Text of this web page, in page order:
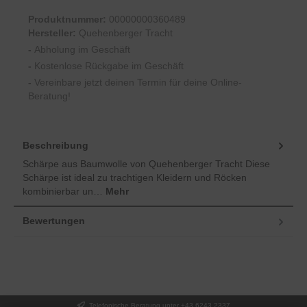
Produktnummer: 00000000360489
Hersteller: Quehenberger Tracht
- Abholung im Geschäft
- Kostenlose Rückgabe im Geschäft
- Vereinbare jetzt deinen Termin für deine Online-
Beratung!
Beschreibung
Schärpe aus Baumwolle von Quehenberger Tracht Diese
Schärpe ist ideal zu trachtigen Kleidern und Röcken
kombinierbar un… Mehr
Bewertungen
Telefonische Beratung unter +43 6243 2337